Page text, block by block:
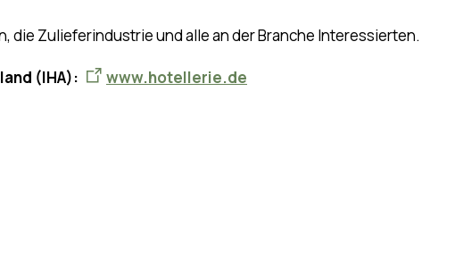
die Zulieferindustrie und alle an der Branche Interessierten.
(IHA): www.hotellerie.de